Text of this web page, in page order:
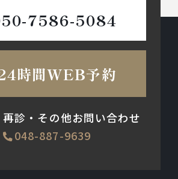
7586-5084
時間WEB予約
診・その他お問い合わせ
048-887-9639